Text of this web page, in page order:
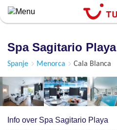
Overslaan
de
algemene
inhoud
Spa Sagitario Playa
Spanje Menorca Cala Blanca
Info over Spa Sagitario Playa